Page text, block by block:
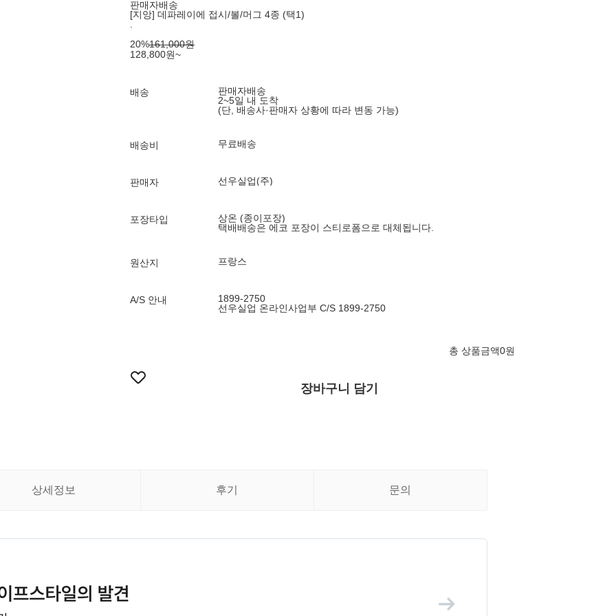
판매자배송
[지앙] 데파레이에 접시/볼/머그 4종 (택1)
20%161,000원
128,800원~
배송
판매자배송
2~5일 내 도착
(단, 배송사·판매자 상황에 따라 변동 가능)
배송비 무료배송
판매자 선우실업(주)
포장타입
상온 (종이포장)
택배배송은 에코 포장이 스티로폼으로 대체됩니다.
원산지 프랑스
A/S 안내
1899-2750
선우실업 온라인사업부 C/S 1899-2750
총 상품금액0원
장바구니 담기
상세정보 후기 문의